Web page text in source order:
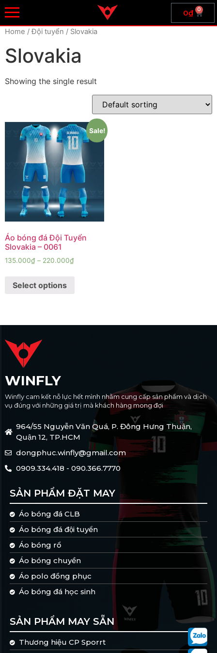
0₫ 0
Home / Đội tuyển / Slovakia
Slovakia
Showing the single result
Sale!
Áo bóng đá Đội Tuyển
Slovakia – 0061
135.000₫ – 220.000₫
Select options
WINFLY
Winfly cam kết nỗ lực hết mình nhằm cung cấp sản phẩm và dịch
vụ đúng với những giá trị mà khách hàng mong đợi
964/55 Nguyễn Văn Quá, P. Đông Hưng Thuận,
Quận 12, TP.HCM
dongphuc.winfly@gmail.com
0909.334.418 - 090.366.7770
SẢN PHẨM ĐẶT MAY
Áo bóng đá CLB
Áo bóng đá đội tuyển
Áo bóng rổ
Áo bóng chuyền
Áo polo đồng phục
Áo bóng đá học sinh
SẢN PHẨM MAY SẴN
Thương hiệu CP Sporrt